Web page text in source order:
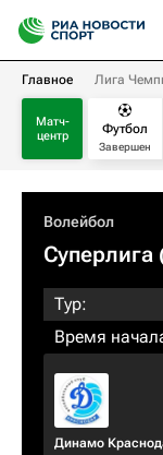
Главное Лига
Матч-
центр
Футбол
Завершен
Волейбол
Суперлига
Тур:
Время
Динамо